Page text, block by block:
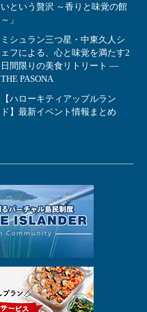
いという贅沢 ～香りと味覚の館
～」
ミシュラン三つ星・中東久人シ
ェフによる、心と味覚を満たす2
日間限りの美食リトリート ―
THE PASONA
【ハローキティアップルラン
ド】最新イベント情報まとめ